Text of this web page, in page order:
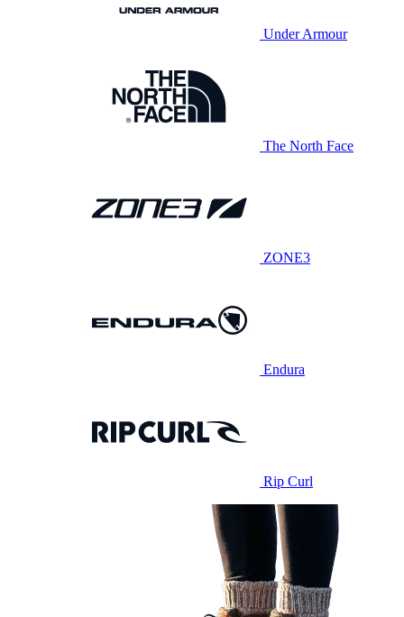
Under Armour
The North Face
ZONE3
Endura
Rip Curl